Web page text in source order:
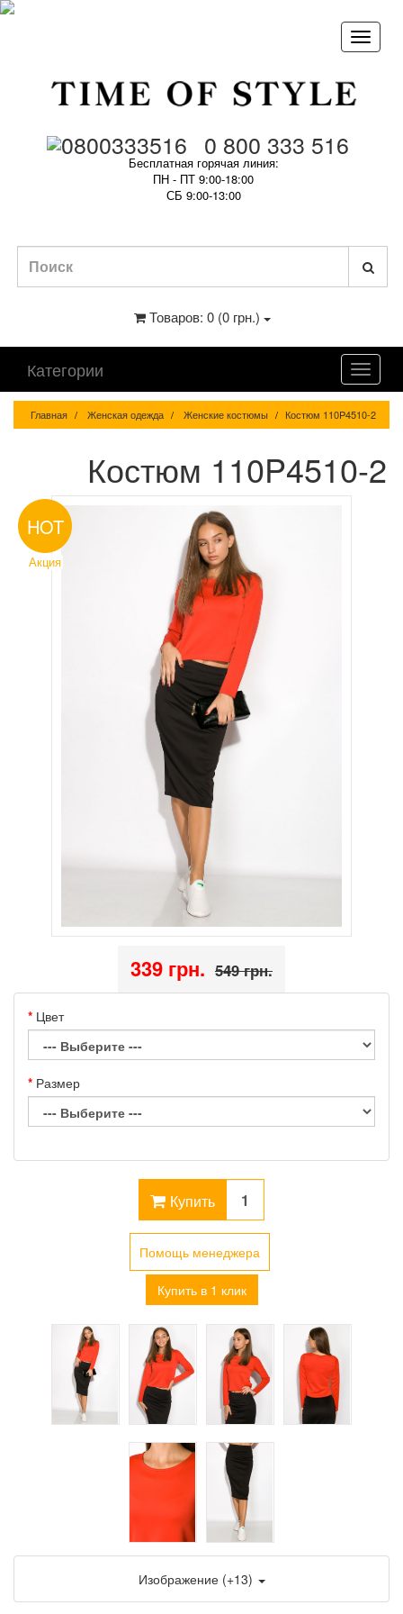
0 800 333 516
Бесплатная горячая линия:
ПН - ПТ 9:00-18:00
СБ 9:00-13:00
Товаров: 0 (0 грн.)
Категории
Главная Женская одежда Женские костюмы Костюм 110P4510-2
Костюм 110P4510-2
HOT
Акция
339 грн. 549 грн.
Цвет
Размер
Купить
Помощь менеджера
Купить в 1 клик
Изображение (+13)